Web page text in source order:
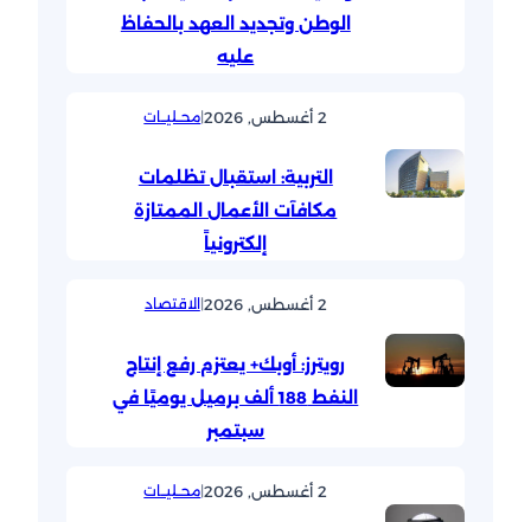
الوطن وتجديد العهد بالحفاظ
عليه
2 أغسطس, 2026 |محــليــات
التربية: استقبال تظلمات
مكافآت الأعمال الممتازة
إلكترونياً
2 أغسطس, 2026 |الاقتصاد
رويترز: أوبك+ يعتزم رفع إنتاج
النفط 188 ألف برميل يوميًا في
سبتمبر
2 أغسطس, 2026 |محــليــات